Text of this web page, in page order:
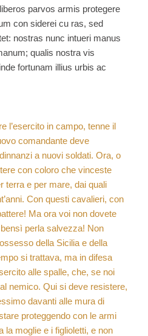
parvos armis protegere
con siderei cu ras, sed
nostras nunc intueri manus
qualis nostra vis
fortunam illius urbis ac
l’esercito in campo, tenne il
comandante deve
a nuovi soldati. Ora, o
con coloro che vinceste
terra e per mare, dai quali
Con questi cavalieri, con
Ma ora voi non dovete
perla salvezza! Non
della Sicilia e della
si trattava, ma in difesa
alle spalle, che, se noi
nemico. Qui si deve resistere,
davanti alle mura di
proteggendo con le armi
la moglie e i figlioletti, e non